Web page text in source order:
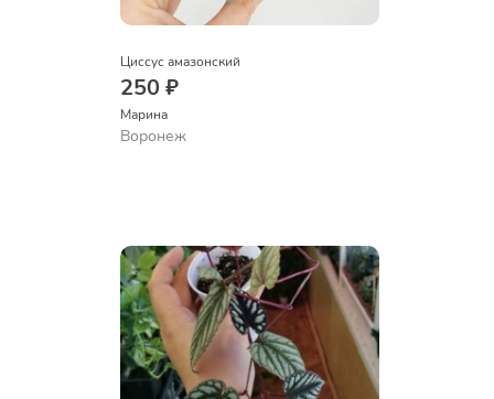
Циссус амазонский
250 ₽
Марина
Воронеж